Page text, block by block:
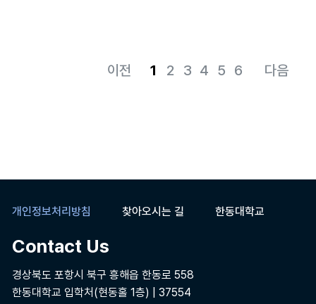
1 2 3 4 5 6
개인정보처리방침 찾아오시는 길 한동대학교
Contact Us
경상북도 포항시 북구 흥해읍 한동로 558
한동대학교 입학처(현동홀 1층) | 37554